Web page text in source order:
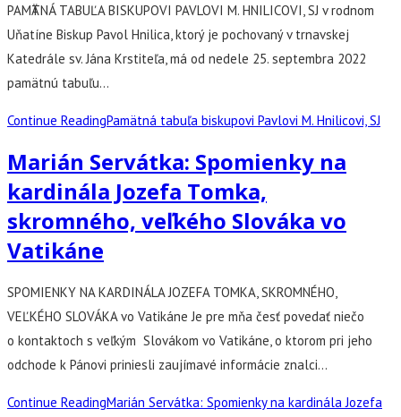
PAMӒTNÁ TABUĽA BISKUPOVI PAVLOVI M. HNILICOVI, SJ v rodnom
Uňatíne Biskup Pavol Hnilica, ktorý je pochovaný v trnavskej
Katedrále sv. Jána Krstiteľa, má od nedele 25. septembra 2022
pamätnú tabuľu…
Continue ReadingPamätná tabuľa biskupovi Pavlovi M. Hnilicovi, SJ
Marián Servátka: Spomienky na
kardinála Jozefa Tomka,
skromného, veľkého Slováka vo
Vatikáne
SPOMIENKY NA KARDINÁLA JOZEFA TOMKA, SKROMNÉHO,
VEĽKÉHO SLOVÁKA vo Vatikáne Je pre mňa česť povedať niečo
o kontaktoch s veľkým Slovákom vo Vatikáne, o ktorom pri jeho
odchode k Pánovi priniesli zaujímavé informácie znalci…
Continue ReadingMarián Servátka: Spomienky na kardinála Jozefa